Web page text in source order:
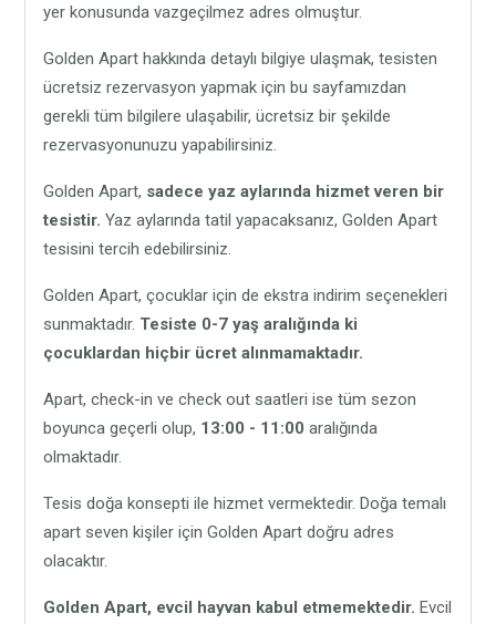
yer konusunda vazgeçilmez adres olmuştur.
Golden Apart hakkında detaylı bilgiye ulaşmak, tesisten
ücretsiz rezervasyon yapmak için bu sayfamızdan
gerekli tüm bilgilere ulaşabilir, ücretsiz bir şekilde
rezervasyonunuzu yapabilirsiniz.
Golden Apart, sadece yaz aylarında hizmet veren bir
tesistir. Yaz aylarında tatil yapacaksanız, Golden Apart
tesisini tercih edebilirsiniz.
Golden Apart, çocuklar için de ekstra indirim seçenekleri
sunmaktadır. Tesiste 0-7 yaş aralığında ki
çocuklardan hiçbir ücret alınmamaktadır.
Apart, check-in ve check out saatleri ise tüm sezon
boyunca geçerli olup, 13:00 - 11:00 aralığında
olmaktadır.
Tesis doğa konsepti ile hizmet vermektedir. Doğa temalı
apart seven kişiler için Golden Apart doğru adres
olacaktır.
Golden Apart, evcil hayvan kabul etmemektedir. Evcil